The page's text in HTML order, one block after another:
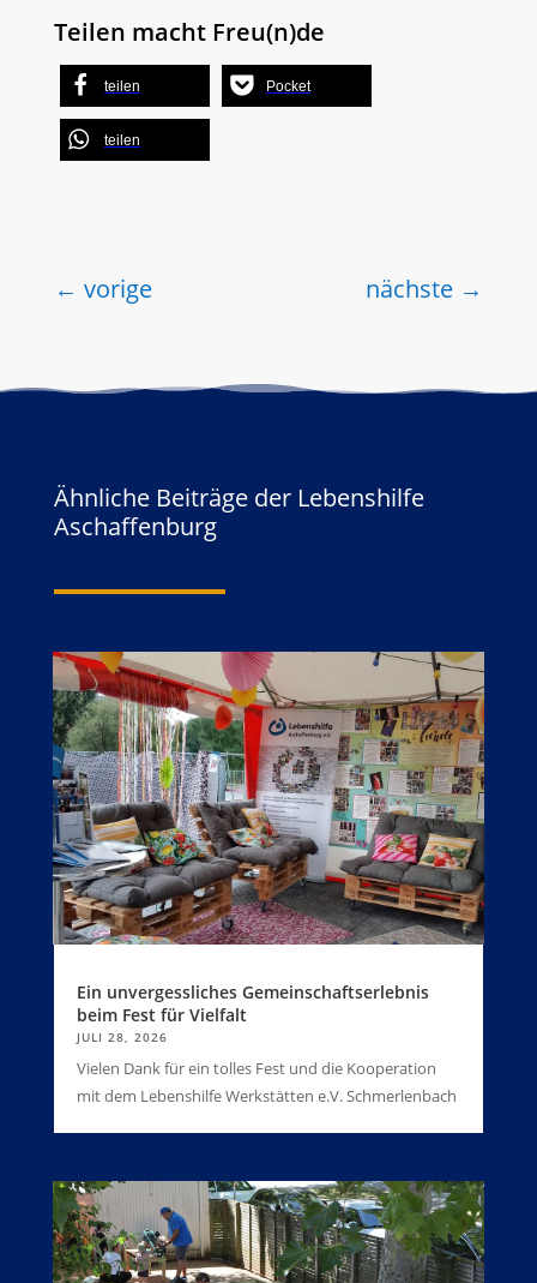
Teilen macht Freu(n)de
teilen Pocket
teilen
← vorige nächste →
Ähnliche Beiträge der Lebenshilfe
Aschaffenburg
Ein unvergessliches Gemeinschaftserlebnis
beim Fest für Vielfalt
JULI 28, 2026
Vielen Dank für ein tolles Fest und die Kooperation
mit dem Lebenshilfe Werkstätten e.V. Schmerlenbach